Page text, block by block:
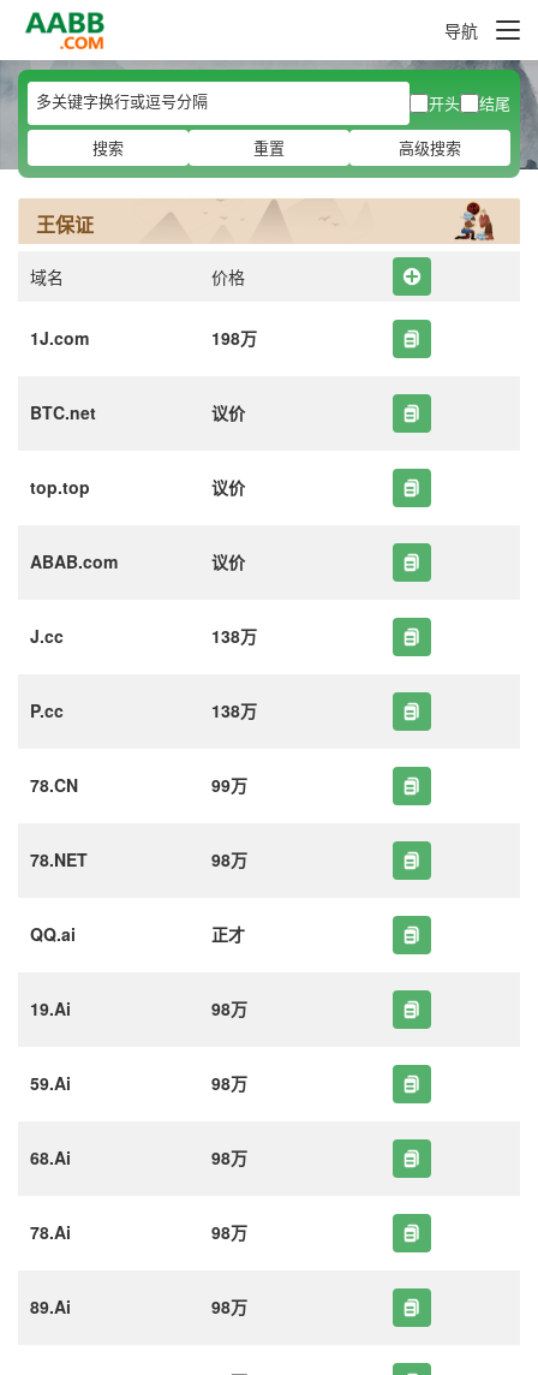
导航
开头
结尾
搜索
重置 高级搜索
王保证
域名 价格
1J.com 198万
BTC.net 议价
top.top 议价
ABAB.com 议价
J.cc 138万
P.cc 138万
78.CN 99万
78.NET 98万
QQ.ai 正才
19.Ai 98万
59.Ai 98万
68.Ai 98万
78.Ai 98万
89.Ai 98万